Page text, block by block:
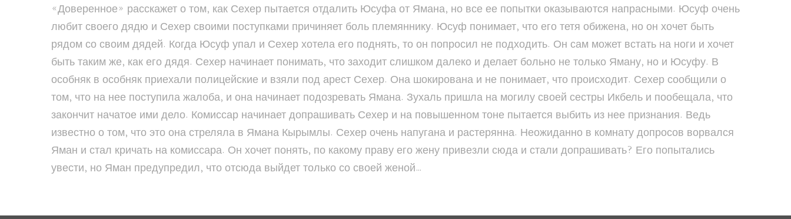
«Доверенное» расскажет о том, как Сехер пытается отдалить Юсуфа от Ямана, но все ее попытки оказываются напрасными. Юсуф очень
любит своего дядю и Сехер своими поступками причиняет боль племяннику. Юсуф понимает, что его тетя обижена, но он хочет быть
рядом со своим дядей. Когда Юсуф упал и Сехер хотела его поднять, то он попросил не подходить. Он сам может встать на ноги и хочет
быть таким же, как его дядя. Сехер начинает понимать, что заходит слишком далеко и делает больно не только Яману, но и Юсуфу. В
особняк в особняк приехали полицейские и взяли под арест Сехер. Она шокирована и не понимает, что происходит. Сехер сообщили о
том, что на нее поступила жалоба, и она начинает подозревать Ямана. Зухаль пришла на могилу своей сестры Икбель и пообещала, что
закончит начатое ими дело. Комиссар начинает допрашивать Сехер и на повышенном тоне пытается выбить из нее признания. Ведь
известно о том, что это она стреляла в Ямана Кырымлы. Сехер очень напугана и растерянна. Неожиданно в комнату допросов ворвался
Яман и стал кричать на комиссара. Он хочет понять, по какому праву его жену привезли сюда и стали допрашивать? Его попытались
увести, но Яман предупредил, что отсюда выйдет только со своей женой…